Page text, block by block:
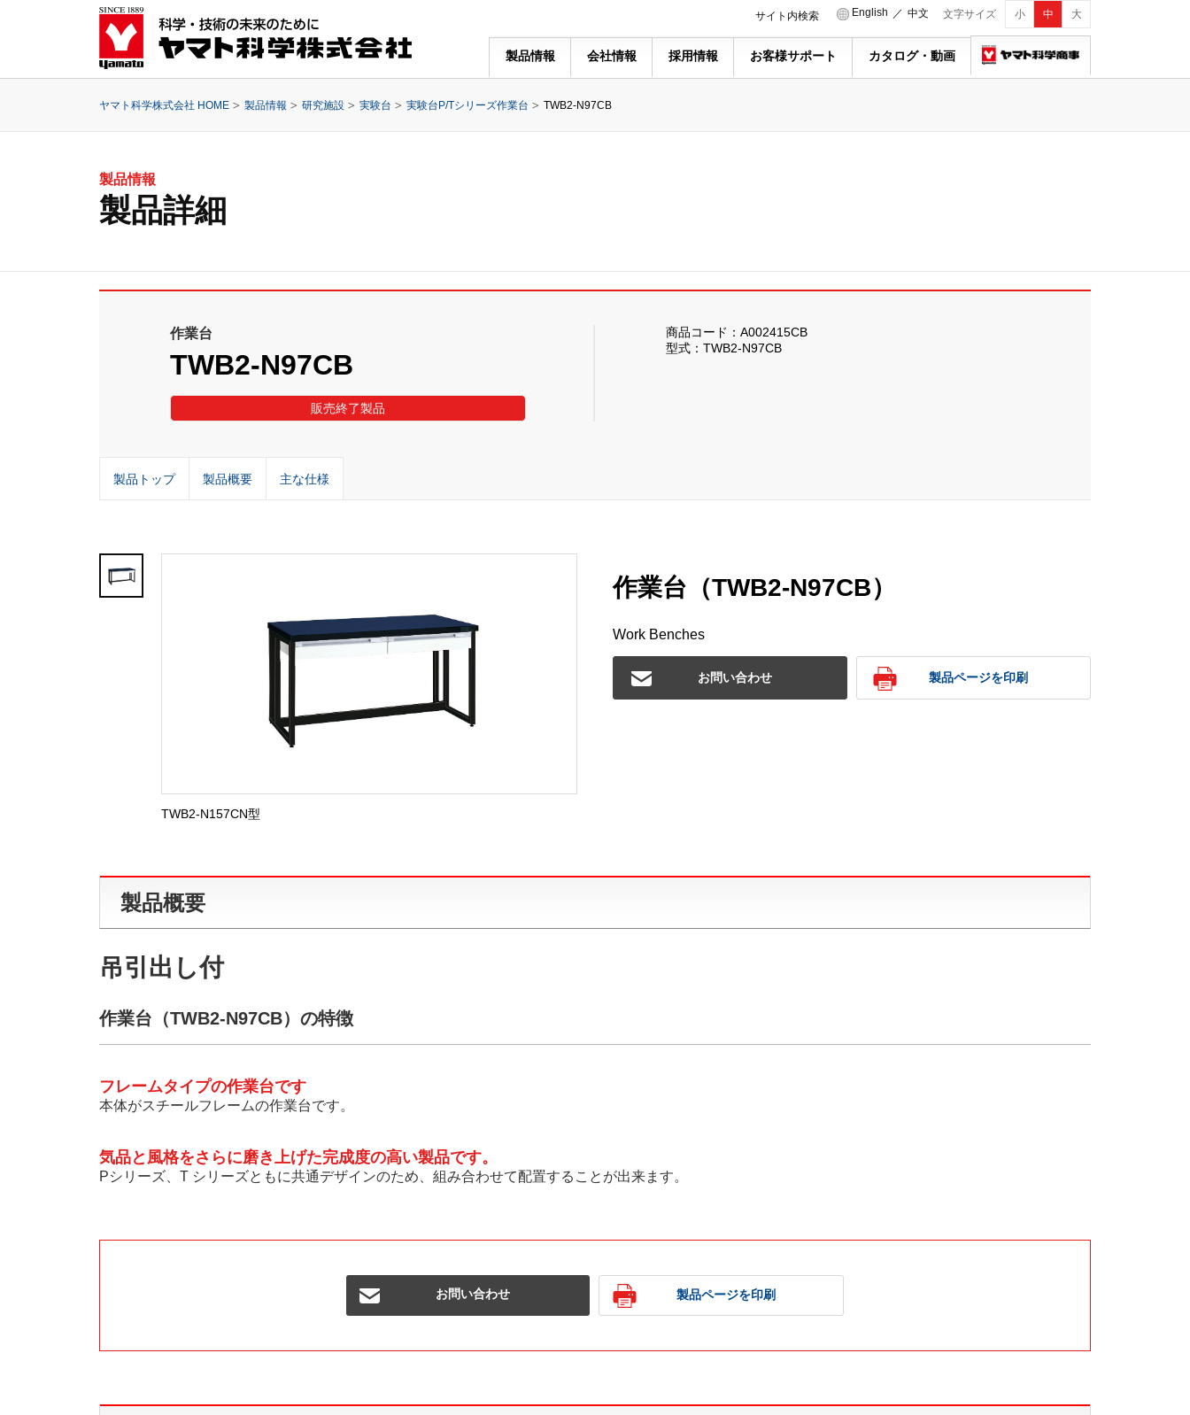
文字サイズ 小 中 大
English ／ 中文
サイト内検索
製品情報 会社情報 採用情報 お客様サポート カタログ・動画
ヤマト科学株式会社 HOME 製品情報 研究施設 実験台 実験台P/Tシリーズ作業台 TWB2-N97CB
製品情報
製品詳細
作業台
TWB2-N97CB
販売終了製品
商品コード：A002415CB
型式：TWB2-N97CB
製品トップ 製品概要 主な仕様
TWB2-N157CN型
作業台（TWB2-N97CB）
Work Benches
お問い合わせ 製品ページを印刷
製品概要
吊引出し付
作業台（TWB2-N97CB）の特徴
フレームタイプの作業台です
本体がスチールフレームの作業台です。
気品と風格をさらに磨き上げた完成度の高い製品です。
Pシリーズ、T シリーズともに共通デザインのため、組み合わせて配置することが出来ます。
お問い合わせ 製品ページを印刷